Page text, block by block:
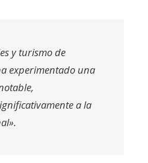
y turismo de
experimentado una
a la